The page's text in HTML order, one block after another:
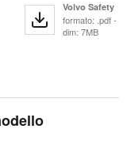
Volvo Safety
formato: .pdf -
dim: 7MB